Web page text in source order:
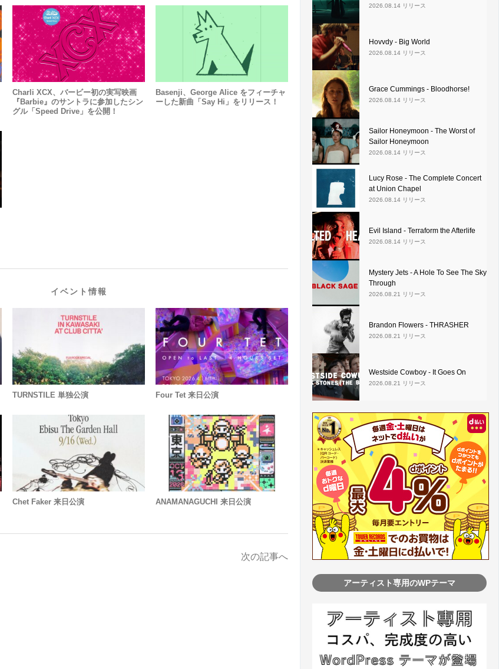
Charli XCX、バービー初の実写映画
『Barbie』のサントラに参加したシン
グル「Speed Drive」を公開！
Basenji、George Alice をフィーチャ
ーした新曲「Say Hi」をリリース！
イベント情報
TURNSTILE 単独公演 Four Tet 来日公演
Chet Faker 来日公演 ANAMANAGUCHI 来日公演
次の記事へ
2026.08.14 リリース
Hovvdy - Big World
2026.08.14 リリース
Grace Cummings - Bloodhorse!
2026.08.14 リリース
Sailor Honeymoon - The Worst of
Sailor Honeymoon
2026.08.14 リリース
Lucy Rose - The Complete Concert
at Union Chapel
2026.08.14 リリース
Evil Island - Terraform the Afterlife
2026.08.14 リリース
Mystery Jets - A Hole To See The Sky
Through
2026.08.21 リリース
Brandon Flowers - THRASHER
2026.08.21 リリース
Westside Cowboy - It Goes On
2026.08.21 リリース
アーティスト専用のWPテーマ